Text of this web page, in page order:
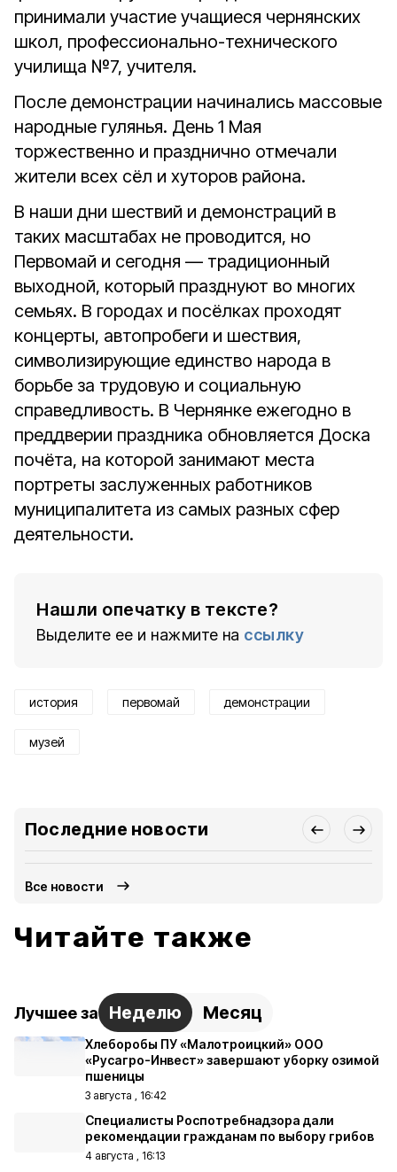
принимали участие учащиеся чернянских
школ, профессионально-технического
училища №7, учителя.
После демонстрации начинались массовые
народные гулянья. День 1 Мая
торжественно и празднично отмечали
жители всех сёл и хуторов района.
В наши дни шествий и демонстраций в
таких масштабах не проводится, но
Первомай и сегодня — традиционный
выходной, который празднуют во многих
семьях. В городах и посёлках проходят
концерты, автопробеги и шествия,
символизирующие единство народа в
борьбе за трудовую и социальную
справедливость. В Чернянке ежегодно в
преддверии праздника обновляется Доска
почёта, на которой занимают места
портреты заслуженных работников
муниципалитета из самых разных сфер
деятельности.
Нашли опечатку в тексте?
Выделите ее и нажмите на ссылку
история первомай демонстрации
музей
Последние новости
Все новости
Читайте также
Лучшее за Неделю Месяц
Хлеборобы ПУ «Малотроицкий» ООО
«Русагро-Инвест» завершают уборку озимой
пшеницы
3 августа , 16:42
Специалисты Роспотребнадзора дали
рекомендации гражданам по выбору грибов
4 августа , 16:13